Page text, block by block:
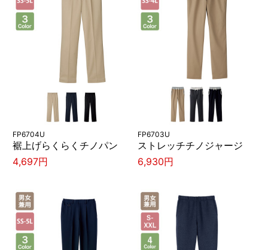
FP6704U
裾上げらくらくチノパン
4,697円
FP6703U
ストレッチチノジャージ
6,930円